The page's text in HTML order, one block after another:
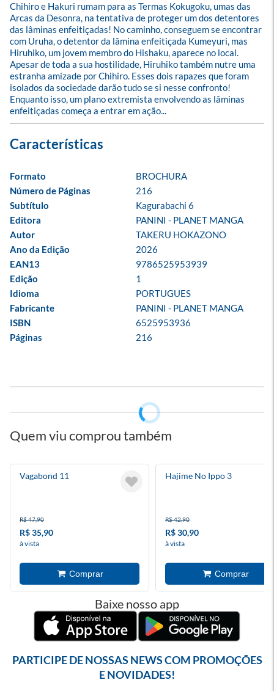
Chihiro e Hakuri rumam para as Termas Kokugoku, umas das
Arcas da Desonra, na tentativa de proteger um dos detentores
das lâminas enfeitiçadas! No caminho, conseguem se encontrar
com Uruha, o detentor da lâmina enfeitiçada Kumeyuri, mas
Hiruhiko, um jovem membro do Hishaku, aparece no local.
Apesar de toda a sua hostilidade, Hiruhiko também nutre uma
estranha amizade por Chihiro. Esses dois rapazes que foram
isolados da sociedade darão tudo se si nesse confronto!
Enquanto isso, um plano extremista envolvendo as lâminas
enfeitiçadas começa a entrar em ação...
Formato
BROCHURA
Número de Páginas
216
Subtítulo
Kagurabachi 6
Editora
PANINI - PLANET MANGA
Autor
TAKERU HOKAZONO
Ano da Edição
2026
EAN13
9786525953939
Edição
1
Idioma
PORTUGUES
Fabricante
PANINI - PLANET MANGA
ISBN
6525953936
Páginas
216
Quem viu comprou também
Vagabond 11
R$ 47,90
R$ 35,90
à vista
Hajime No Ippo 3
R$ 42,90
R$ 30,90
à vista
Baixe nosso app
PARTICIPE DE NOSSAS NEWS COM PROMOÇÕES
E NOVIDADES!